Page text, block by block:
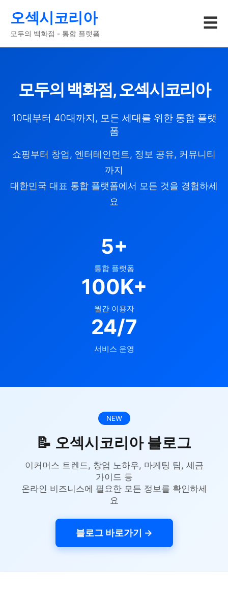
오섹시코리아
모두의 백화점 - 통합 플랫폼
☰
모두의 백화점, 오섹시코리아
10대부터 40대까지, 모든 세대를 위한 통합 플랫
폼
쇼핑부터 창업, 엔터테인먼트, 정보 공유, 커뮤니티
까지
대한민국 대표 통합 플랫폼에서 모든 것을 경험하세
요
5+
통합 플랫폼
100K+
월간 이용자
24/7
서비스 운영
NEW
📝 오섹시코리아 블로그
이커머스 트렌드, 창업 노하우, 마케팅 팁, 세금
가이드 등
온라인 비즈니스에 필요한 모든 정보를 확인하세
요
블로그 바로가기 →